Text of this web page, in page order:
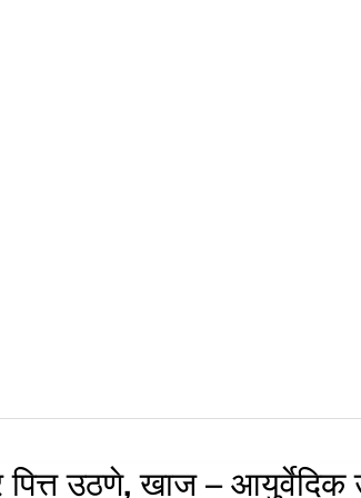
पित्त उठणे, खाज – आयुर्वेदिक